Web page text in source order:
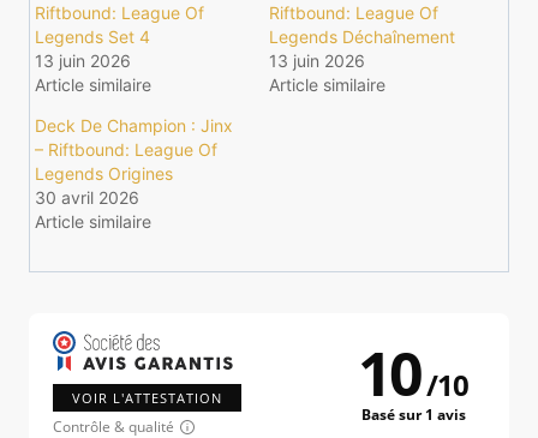
Riftbound: League Of
Legends Set 4
13 juin 2026
Article similaire
Riftbound: League Of
Legends Déchaînement
13 juin 2026
Article similaire
Deck De Champion : Jinx
– Riftbound: League Of
Legends Origines
30 avril 2026
Article similaire
VOIR L'ATTESTATION
Contrôle & qualité
10/10
Basé sur 1 avis